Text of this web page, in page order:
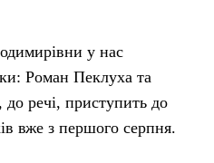
у нас
Роман Пеклуха та
речі, приступить до
вже з першого серпня.